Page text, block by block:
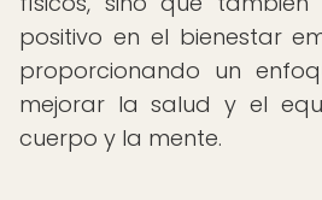
positivo en el bienestar
proporcionando un
mejorar la salud y el
cuerpo y la mente.